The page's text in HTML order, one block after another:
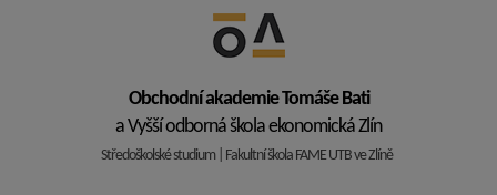
Obchodní akademie Tomáše Bati
a Vyšší odborná škola ekonomická Zlín
Středoškolské studium | Fakultní škola FAME UTB ve Zlíně